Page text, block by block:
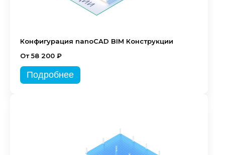
Конфигурация nanoCAD BIM Конструкции
От 58 200 ₽
Подробнее